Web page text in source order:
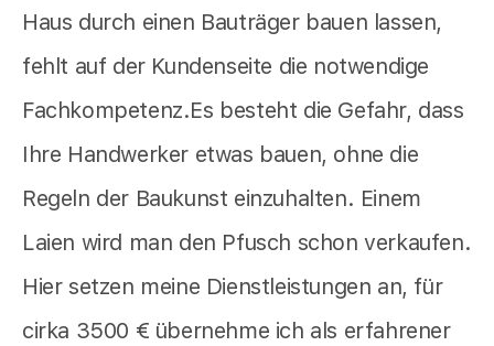
Haus durch einen Bauträger bauen lassen,
fehlt auf der Kundenseite die notwendige
Fachkompetenz.Es besteht die Gefahr, dass
Ihre Handwerker etwas bauen, ohne die
Regeln der Baukunst einzuhalten. Einem
Laien wird man den Pfusch schon verkaufen.
Hier setzen meine Dienstleistungen an, für
cirka 3500 € übernehme ich als erfahrener